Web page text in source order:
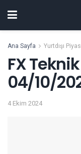
Ana Sayfa Yurtdışı
FX
04/10/
4 Ekim 2024